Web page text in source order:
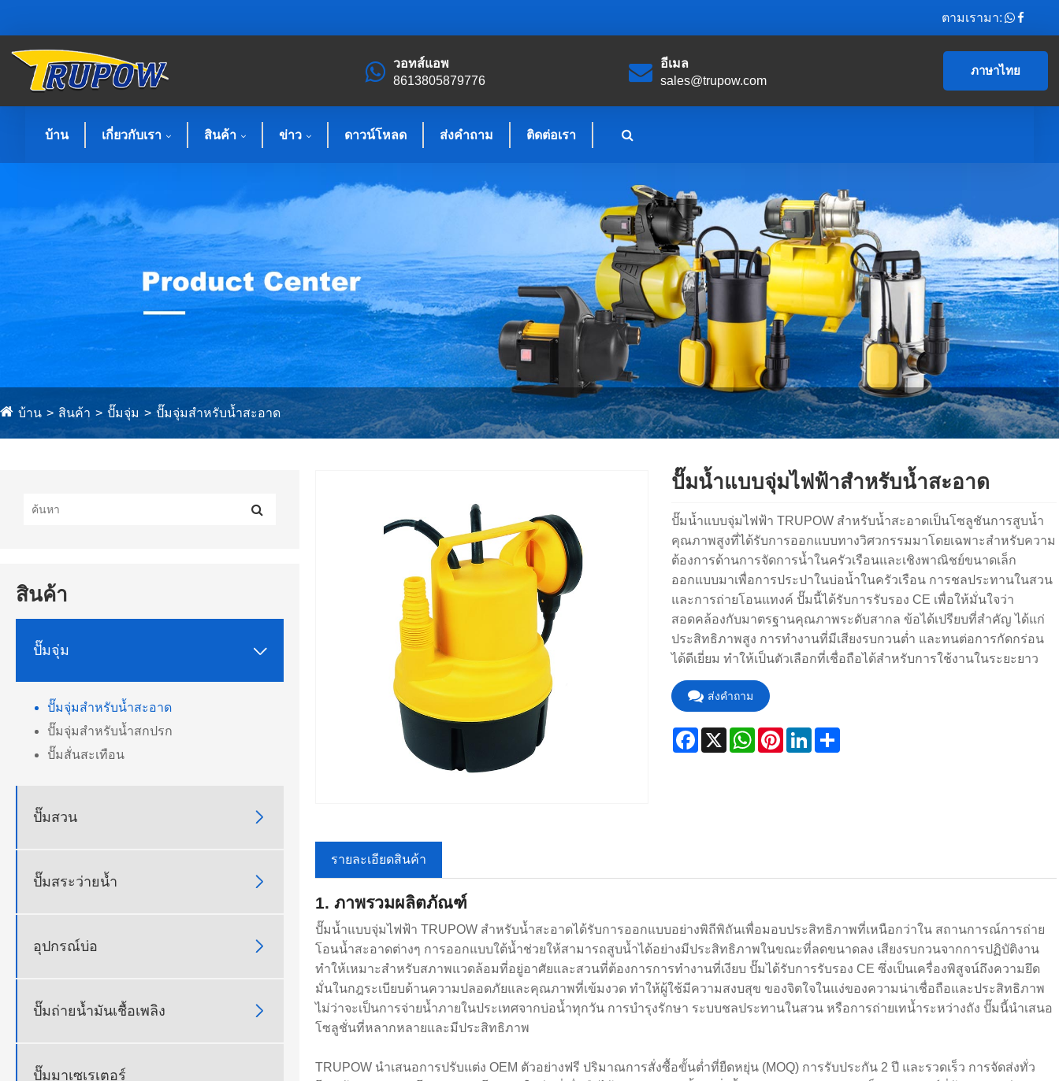
ตามเรามา:
วอทส์แอพ
8613805879776
อีเมล
sales@trupow.com
ภาษาไทย
บ้าน เกี่ยวกับเรา สินค้า ข่าว ดาวน์โหลด ส่งคำถาม ติดต่อเรา
บ้าน สินค้า ปั๊มจุ่ม ปั๊มจุ่มสำหรับน้ำสะอาด
สินค้า
ปั๊มจุ่ม 
ปั๊มจุ่มสำหรับน้ำสะอาด
ปั๊มจุ่มสำหรับน้ำสกปรก
ปั๊มสั่นสะเทือน
ปั๊มสวน 
ปั๊มสระว่ายน้ำ 
อุปกรณ์บ่อ 
ปั๊มถ่ายน้ำมันเชื้อเพลิง 
ปั๊มมาเซเรเตอร์
ปั๊มน้ำแบบจุ่มไฟฟ้าสำหรับน้ำสะอาด
ปั๊มน้ำแบบจุ่มไฟฟ้า TRUPOW สำหรับน้ำสะอาดเป็นโซลูชันการสูบน้ำ
คุณภาพสูงที่ได้รับการออกแบบทางวิศวกรรมมาโดยเฉพาะสำหรับความ
ต้องการด้านการจัดการน้ำในครัวเรือนและเชิงพาณิชย์ขนาดเล็ก
ออกแบบมาเพื่อการประปาในบ่อน้ำในครัวเรือน การชลประทานในสวน
และการถ่ายโอนแทงค์ ปั๊มนี้ได้รับการรับรอง CE เพื่อให้มั่นใจว่า
สอดคล้องกับมาตรฐานคุณภาพระดับสากล ข้อได้เปรียบที่สำคัญ ได้แก่
ประสิทธิภาพสูง การทำงานที่มีเสียงรบกวนต่ำ และทนต่อการกัดกร่อน
ได้ดีเยี่ยม ทำให้เป็นตัวเลือกที่เชื่อถือได้สำหรับการใช้งานในระยะยาว
ส่งคำถาม
Facebook
X WhatsApp
PinterestLinkedInShare
รายละเอียดสินค้า
1. ภาพรวมผลิตภัณฑ์
ปั๊มน้ำแบบจุ่มไฟฟ้า TRUPOW สำหรับน้ำสะอาดได้รับการออกแบบอย่างพิถีพิถันเพื่อมอบประสิทธิภาพที่เหนือกว่าใน สถานการณ์การถ่าย
โอนน้ำสะอาดต่างๆ การออกแบบใต้น้ำช่วยให้สามารถสูบน้ำได้อย่างมีประสิทธิภาพในขณะที่ลดขนาดลง เสียงรบกวนจากการปฏิบัติงาน
ทำให้เหมาะสำหรับสภาพแวดล้อมที่อยู่อาศัยและสวนที่ต้องการการทำงานที่เงียบ ปั๊มได้รับการรับรอง CE ซึ่งเป็นเครื่องพิสูจน์ถึงความยึด
มั่นในกฎระเบียบด้านความปลอดภัยและคุณภาพที่เข้มงวด ทำให้ผู้ใช้มีความสงบสุข ของจิตใจในแง่ของความน่าเชื่อถือและประสิทธิภาพ
ไม่ว่าจะเป็นการจ่ายน้ำภายในประเทศจากบ่อน้ำทุกวัน การบำรุงรักษา ระบบชลประทานในสวน หรือการถ่ายเทน้ำระหว่างถัง ปั๊มนี้นำเสนอ
โซลูชั่นที่หลากหลายและมีประสิทธิภาพ
TRUPOW นำเสนอการปรับแต่ง OEM ตัวอย่างฟรี ปริมาณการสั่งซื้อขั้นต่ำที่ยืดหยุ่น (MOQ) การรับประกัน 2 ปี และรวดเร็ว การจัดส่งทั่ว